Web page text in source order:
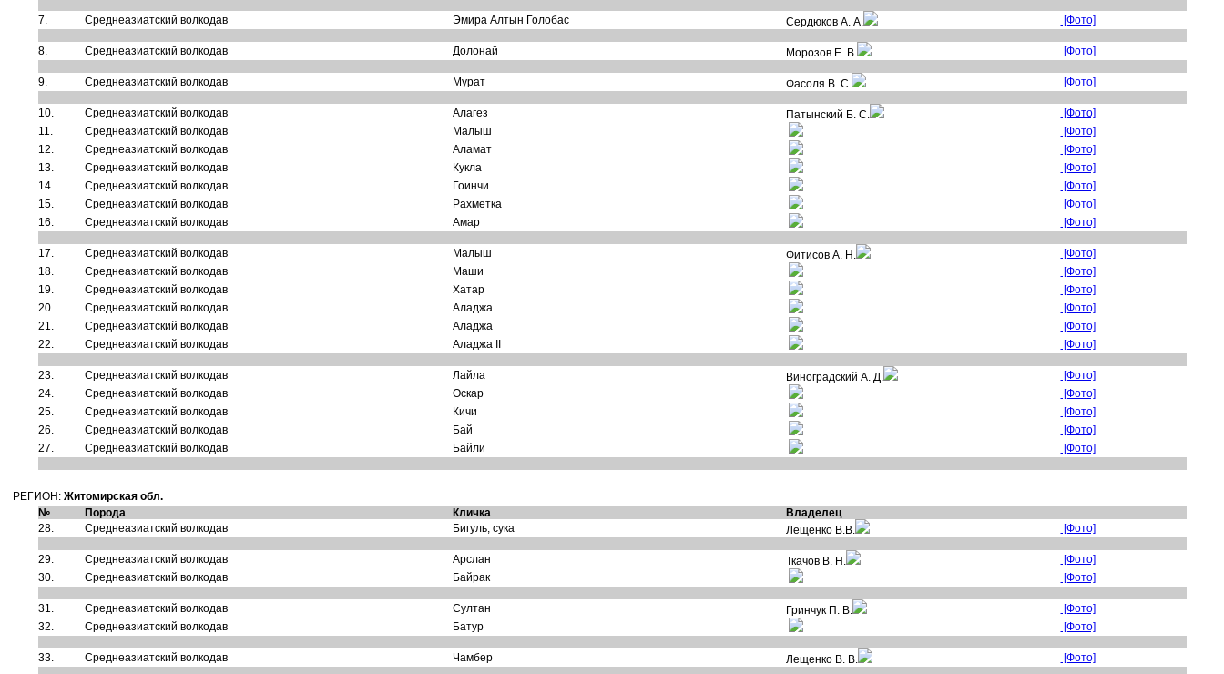
7. Среднеазиатский волкодав Эмира Алтын Голобас Сердюков А. А. [Фото]
8. Среднеазиатский волкодав Долонай Морозов Е. В. [Фото]
9. Среднеазиатский волкодав Мурат Фасоля В. С. [Фото]
10. Среднеазиатский волкодав Алагез Патынский Б. С.
[Фото]
11.
Среднеазиатский волкодав Малыш
[Фото]
12.
Среднеазиатский волкодав Аламат
[Фото]
13.
Среднеазиатский волкодав Кукла
[Фото]
14.
Среднеазиатский волкодав Гоинчи
[Фото]
15.
Среднеазиатский волкодав Рахметка
[Фото]
16.
Среднеазиатский волкодав Амар [Фото]
17. Среднеазиатский волкодав Малыш Фитисов А. Н.
[Фото]
18.
Среднеазиатский волкодав Маши
[Фото]
19.
Среднеазиатский волкодав Хатар
[Фото]
20.
Среднеазиатский волкодав Аладжа
[Фото]
21.
Среднеазиатский волкодав Аладжа
[Фото]
22.
Среднеазиатский волкодав Аладжа II [Фото]
23. Среднеазиатский волкодав Лайла Виноградский А. Д.
[Фото]
24.
Среднеазиатский волкодав Оскар
[Фото]
25.
Среднеазиатский волкодав Кичи
[Фото]
26.
Среднеазиатский волкодав Бай
[Фото]
27.
Среднеазиатский волкодав Байли [Фото]
РЕГИОН: Житомирская обл.
№
Порода Кличка
Владелец
28.
Среднеазиатский волкодав Бигуль, сука Лещенко В.В. [Фото]
29. Среднеазиатский волкодав Арслан Ткачов В. Н.
[Фото]
30.
Среднеазиатский волкодав Байрак [Фото]
31. Среднеазиатский волкодав Султан Гринчук П. В.
[Фото]
32.
Среднеазиатский волкодав Батур [Фото]
33. Среднеазиатский волкодав Чамбер Лещенко В. В. [Фото]